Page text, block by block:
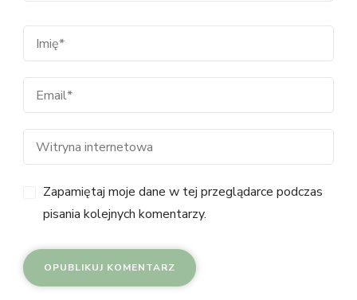
Zapamiętaj moje dane w tej przeglądarce podczas
pisania kolejnych komentarzy.